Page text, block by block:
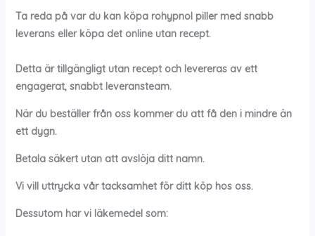
Ta reda på var du kan köpa rohypnol piller med snabb
leverans eller köpa det online utan recept.
Detta är tillgängligt utan recept och levereras av ett
engagerat, snabbt leveransteam.
När du beställer från oss kommer du att få den i mindre än
ett dygn.
Betala säkert utan att avslöja ditt namn.
Vi vill uttrycka vår tacksamhet för ditt köp hos oss.
Dessutom har vi läkemedel som: